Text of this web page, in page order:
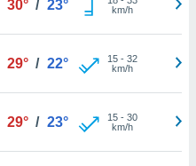
30° / 23°
km/h
29° / 22° 15- 32
km/h
29° / 23° 15- 30
km/h